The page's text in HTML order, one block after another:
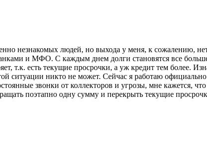
незнакомых людей, но выхода у меня, к сожалению,
и МФО. С каждым днем долги становятся все
т.к. есть текущие просрочки, а уж кредит тем более.
ситуации никто не может. Сейчас я работаю
звонки от коллекторов и угрозы, мне кажется,
поэтапно одну сумму и перекрыть текущие